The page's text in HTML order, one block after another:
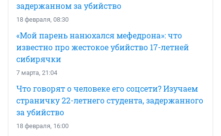
задержанном за убийство
18 февраля, 08:30
«Мой парень нанюхался мефедрона»: что
известно про жестокое убийство 17-летней
сибирячки
7 марта, 21:04
Что говорят о человеке его соцсети? Изучаем
страничку 22-летнего студента, задержанного
за убийство
18 февраля, 16:00